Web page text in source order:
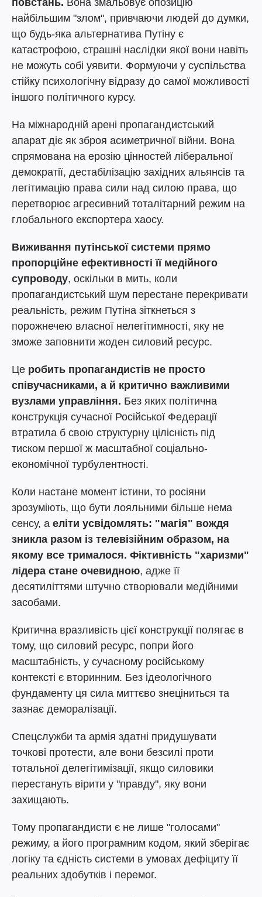
повстань. Вона змальовує опозицію
найбільшим "злом", привчаючи людей до думки,
що будь-яка альтернатива Путіну є
катастрофою, страшні наслідки якої вони навіть
не можуть собі уявити. Формуючи у суспільства
стійку психологічну відразу до самої можливості
іншого політичного курсу.
На міжнародній арені пропагандистський
апарат діє як зброя асиметричної війни. Вона
спрямована на ерозію цінностей ліберальної
демократії, дестабілізацію західних альянсів та
легітимацію права сили над силою права, що
перетворює агресивний тоталітарний режим на
глобального експортера хаосу.
Виживання путінської системи прямо
пропорційне ефективності її медійного
супроводу, оскільки в мить, коли
пропагандистський шум перестане перекривати
реальність, режим Путіна зіткнеться з
порожнечею власної нелегітимності, яку не
зможе заповнити жоден силовий ресурс.
Це робить пропагандистів не просто
співучасниками, а й критично важливими
вузлами управління. Без яких політична
конструкція сучасної Російської Федерації
втратила б свою структурну цілісність під
тиском першої ж масштабної соціально-
економічної турбулентності.
Коли настане момент істини, то росіяни
зрозуміють, що бути лояльними більше нема
сенсу, а еліти усвідомлять: "магія" вождя
зникла разом із телевізійним образом, на
якому все трималося. Фіктивність "харизми"
лідера стане очевидною, адже її
десятиліттями штучно створювали медійними
засобами.
Критична вразливість цієї конструкції полягає в
тому, що силовий ресурс, попри його
масштабність, у сучасному російському
контексті є вторинним. Без ідеологічного
фундаменту ця сила миттєво знеціниться та
зазнає деморалізації.
Спецслужби та армія здатні придушувати
точкові протести, але вони безсилі проти
тотальної делегітимізації, якщо силовики
перестануть вірити у "правду", яку вони
захищають.
Тому пропагандисти є не лише "голосами"
режиму, а його програмним кодом, який зберігає
логіку та єдність системи в умовах дефіциту її
реальних здобутків і перемог.